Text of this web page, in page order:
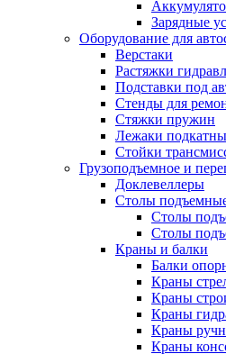
Зарядные
Оборудование для
Верстаки
Растяжки
Подставки под
Стенды для
Стяжки пружин
Лежаки
Стойки
Грузоподъемное и
Доклевеллеры
Столы
Столы
Столы
Краны и балки
Балки
Краны
Краны
Краны
Краны
Краны